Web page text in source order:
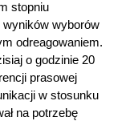
stopniu
wyborów
odreagowaniem.
o godzinie 20
prasowej
w stosunku
na potrzebę